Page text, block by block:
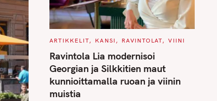
C
T
E
G
O
R
I
S
ARTIKKELIT KANSI RAVINTOLAT VIINI
Ravintola Lia modernisoi
Georgian ja Silkkitien maut
kunnioittamalla ruoan ja viinin
muistia